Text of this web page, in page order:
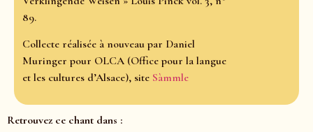
89.
Collecte réalisée à nouveau par Daniel
Muringer pour OLCA (Office pour la langue
et les cultures d’Alsace), site Sàmmle
Retrouvez ce chant dans :